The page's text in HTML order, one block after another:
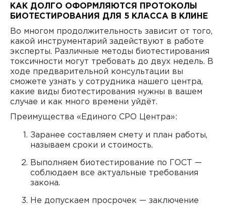
КАК ДОЛГО ОФОРМЛЯЮТСЯ ПРОТОКОЛЫ
БИОТЕСТИРОВАНИЯ ДЛЯ 5 КЛАССА В КЛИНЕ
Во многом продолжительность зависит от того,
какой инструментарий задействуют в работе
эксперты. Различные методы биотестирования
токсичности могут требовать до двух недель. В
ходе предварительной консультации вы
сможете узнать у сотрудника нашего центра,
какие виды биотестирования нужны в вашем
случае и как много времени уйдёт.
Преимущества «Единого СРО Центра»:
Заранее составляем смету и план работы,
называем сроки и стоимость.
Выполняем биотестирование по ГОСТ —
соблюдаем все актуальные требования
закона.
Не допускаем просрочек — заключение